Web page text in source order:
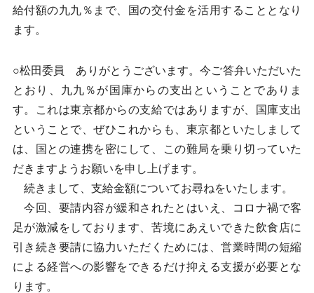
給付額の九九％まで、国の交付金を活用することとなり
ます。
○松田委員 ありがとうございます。今ご答弁いただいた
とおり、九九％が国庫からの支出ということでありま
す。これは東京都からの支給ではありますが、国庫支出
ということで、ぜひこれからも、東京都といたしまして
は、国との連携を密にして、この難局を乗り切っていた
だきますようお願いを申し上げます。
続きまして、支給金額についてお尋ねをいたします。
今回、要請内容が緩和されたとはいえ、コロナ禍で客
足が激減をしております、苦境にあえいできた飲食店に
引き続き要請に協力いただくためには、営業時間の短縮
による経営への影響をできるだけ抑える支援が必要とな
ります。